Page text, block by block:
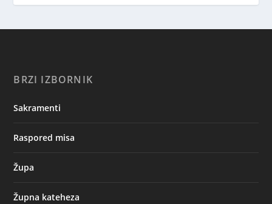
BRZI IZBORNIK
Sakramenti
Raspored misa
Župa
Župna kateheza